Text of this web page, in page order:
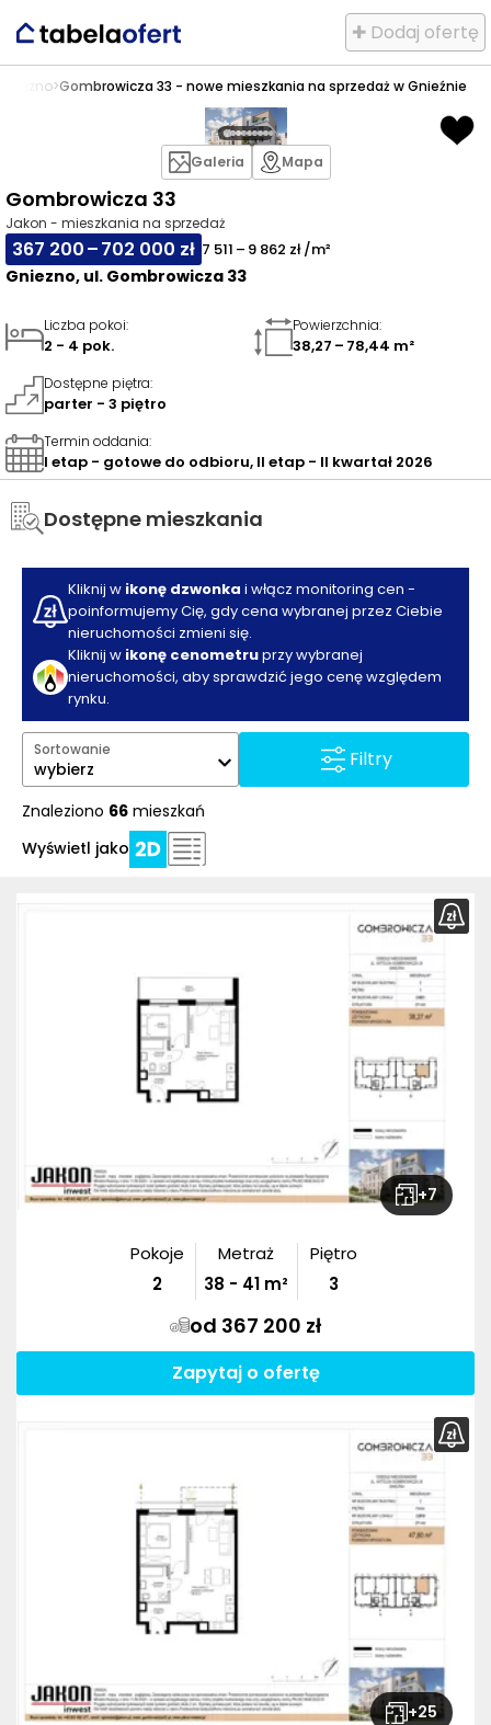
✚ Dodaj ofertę
>Gombrowicza 33 - nowe mieszkania na sprzedaż w Gnieźnie
Gombrowicza 33
Jakon - mieszkania na sprzedaż
367 200 – 702 000 zł 7 511 – 9 862 zł /m²
Gniezno, ul. Gombrowicza 33
Galeria Mapa
Liczba pokoi:
2 - 4 pok.
Powierzchnia:
38,27 – 78,44 m²
Dostępne piętra:
parter - 3 piętro
Termin oddania:
I etap - gotowe do odbioru, II etap - II kwartał 2026
Dostępne mieszkania
Kliknij w ikonę dzwonka i włącz monitoring cen -
poinformujemy Cię, gdy cena wybranej przez Ciebie
nieruchomości zmieni się.
Kliknij w ikonę cenometruprzy wybranej
nieruchomości, aby sprawdzić jego cenę względem
rynku.
Filtry
Sortowanie
wybierz
Znaleziono 66 mieszkań
Wyświetl jako
+7
Pokoje
2
Metraż
38 - 41m²
Piętro
3
od 367 200 zł
Zapytaj o ofertę
+25